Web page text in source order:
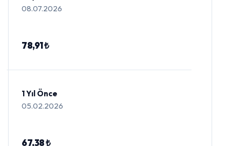
08.07.2026
78,91 ₺
1 Yıl Önce
05.02.2026
67,38 ₺